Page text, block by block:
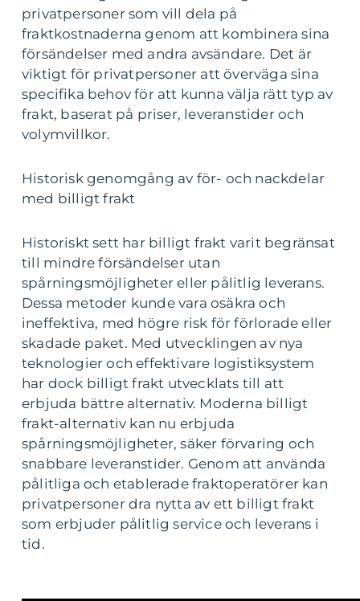
privatpersoner som vill dela på
fraktkostnaderna genom att kombinera sina
försändelser med andra avsändare. Det är
viktigt för privatpersoner att överväga sina
specifika behov för att kunna välja rätt typ av
frakt, baserat på priser, leveranstider och
volymvillkor.
Historisk genomgång av för- och nackdelar
med billigt frakt
Historiskt sett har billigt frakt varit begränsat
till mindre försändelser utan
spårningsmöjligheter eller pålitlig leverans.
Dessa metoder kunde vara osäkra och
ineffektiva, med högre risk för förlorade eller
skadade paket. Med utvecklingen av nya
teknologier och effektivare logistiksystem
har dock billigt frakt utvecklats till att
erbjuda bättre alternativ. Moderna billigt
frakt-alternativ kan nu erbjuda
spårningsmöjligheter, säker förvaring och
snabbare leveranstider. Genom att använda
pålitliga och etablerade fraktoperatörer kan
privatpersoner dra nytta av ett billigt frakt
som erbjuder pålitlig service och leverans i
tid.